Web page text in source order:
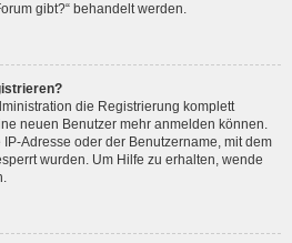
gibt?“ behandelt werden.
die Registrierung komplett
neuen Benutzer mehr anmelden können.
Adresse oder der Benutzername, mit dem
wurden. Um Hilfe zu erhalten, wende